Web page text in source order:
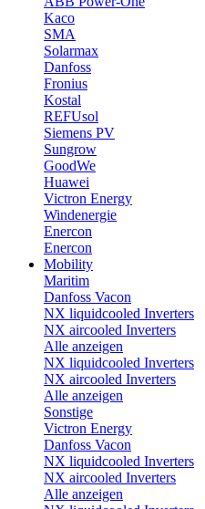
Kaco
SMA
Solarmax
Danfoss
Fronius
Kostal
REFUsol
Siemens PV
Sungrow
GoodWe
Huawei
Victron Energy
Windenergie
Enercon
Enercon
Mobility
Maritim
Danfoss Vacon
NX liquidcooled Inverters
NX aircooled Inverters
Alle anzeigen
NX liquidcooled Inverters
NX aircooled Inverters
Alle anzeigen
Sonstige
Victron Energy
Danfoss Vacon
NX liquidcooled Inverters
NX aircooled Inverters
Alle anzeigen